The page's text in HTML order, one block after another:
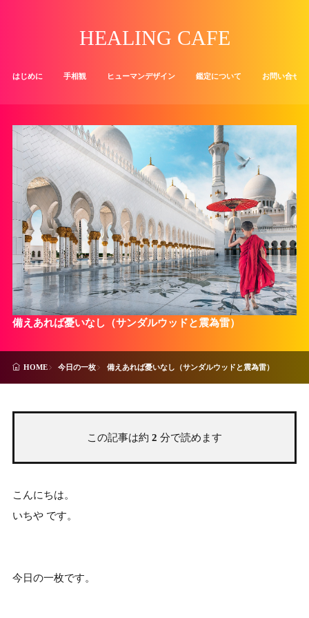
HEALING CAFE
はじめに 手相観 ヒューマンデザイン 鑑定について お問い合せ
備えあれば憂いなし（サンダルウッドと震為雷）
HOME 今日の一枚 備えあれば憂いなし（サンダルウッドと震為雷）
この記事は約 2 分で読めます
こんにちは。
いちや です。
今日の一枚です。